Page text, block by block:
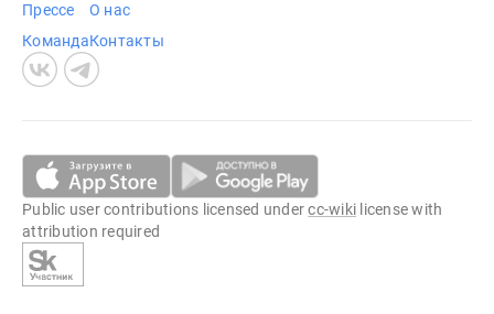
Прессе
Команда
О нас
Контакты
Public user contributions licensed undercc-wiki license with
attribution required